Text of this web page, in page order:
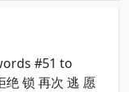
#51 to
绝 锁 再次 逃 愿